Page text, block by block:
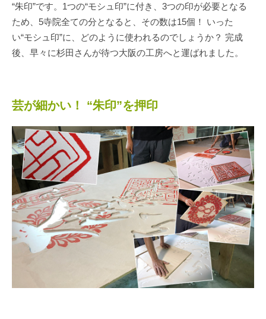
“朱印”です。1つの“モシュ印”に付き、3つの印が必要となる
ため、5寺院全ての分となると、その数は15個！ いった
い“モシュ印”に、どのように使われるのでしょうか？ 完成
後、早々に杉田さんが待つ大阪の工房へと運ばれました。
芸が細かい！ “朱印”を押印